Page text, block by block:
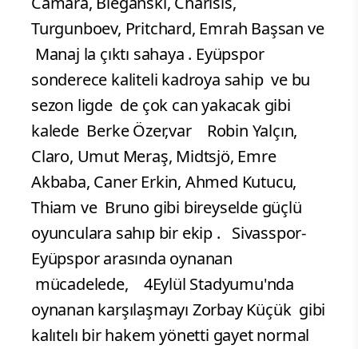
Turgunboev, Pritchard, Emrah Başsan ve
Manaj la çıktı sahaya . Eyüpspor
sonderece kaliteli kadroya sahip ve bu
sezon ligde de çok can yakacak gibi
kalede Berke Özer,var Robin Yalçın,
Claro, Umut Meraş, Midtsjö, Emre
Akbaba, Caner Erkin, Ahmed Kutucu,
Thiam ve Bruno gibi bireyselde güçlü
oyunculara sahıp bir ekip . Sivasspor-
Eyüpspor arasında oynanan
mücadelede, 4Eylül Stadyumu'nda
oynanan karşılaşmayı Zorbay Küçük gibi
kalıtelı bir hakem yönetti gayet normal